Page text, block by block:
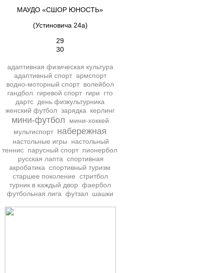
МАУДО «СШОР ЮНОСТЬ»
(Устиновича 24а)
29
30
адаптивная физическая культура
адаптивный спорт армспорт
водно-моторный спорт волейбол
гандбол гиревой спорт гири
гто
дартс день физкультурника
женский футбол зарядка керлинг
мини-футбол
мини-хоккей
мультиспорт набережная
настольные игры
настольный
теннис парусный спорт пионербол
русская лапта спортивная
акробатика спортивный туризм
старшее поколение стритбол
турник в каждый двор фаербол
футбольная лига футзал шашки